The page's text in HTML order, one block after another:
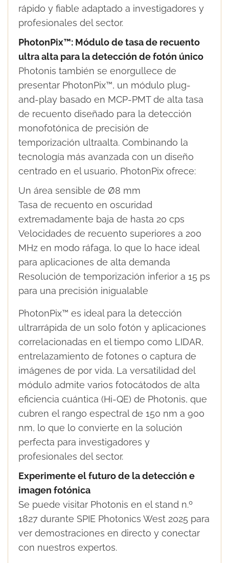
rápido y fiable adaptado a investigadores y
profesionales del sector.
PhotonPix™: Módulo de tasa de recuento
ultra alta para la detección de fotón único
Photonis también se enorgullece de
presentar PhotonPix™, un módulo plug-
and-play basado en MCP-PMT de alta tasa
de recuento diseñado para la detección
monofotónica de precisión de
temporización ultraalta. Combinando la
tecnología más avanzada con un diseño
centrado en el usuario, PhotonPix ofrece:
Un área sensible de Ø8 mm
Tasa de recuento en oscuridad
extremadamente baja de hasta 20 cps
Velocidades de recuento superiores a 200
MHz en modo ráfaga, lo que lo hace ideal
para aplicaciones de alta demanda
Resolución de temporización inferior a 15 ps
para una precisión inigualable
PhotonPix™ es ideal para la detección
ultrarrápida de un solo fotón y aplicaciones
correlacionadas en el tiempo como LIDAR,
entrelazamiento de fotones o captura de
imágenes de por vida. La versatilidad del
módulo admite varios fotocátodos de alta
eficiencia cuántica (Hi-QE) de Photonis, que
cubren el rango espectral de 150 nm a 900
nm, lo que lo convierte en la solución
perfecta para investigadores y
profesionales del sector.
Experimente el futuro de la detección e
imagen fotónica
Se puede visitar Photonis en el stand n.º
1827 durante SPIE Photonics West 2025 para
ver demostraciones en directo y conectar
con nuestros expertos.